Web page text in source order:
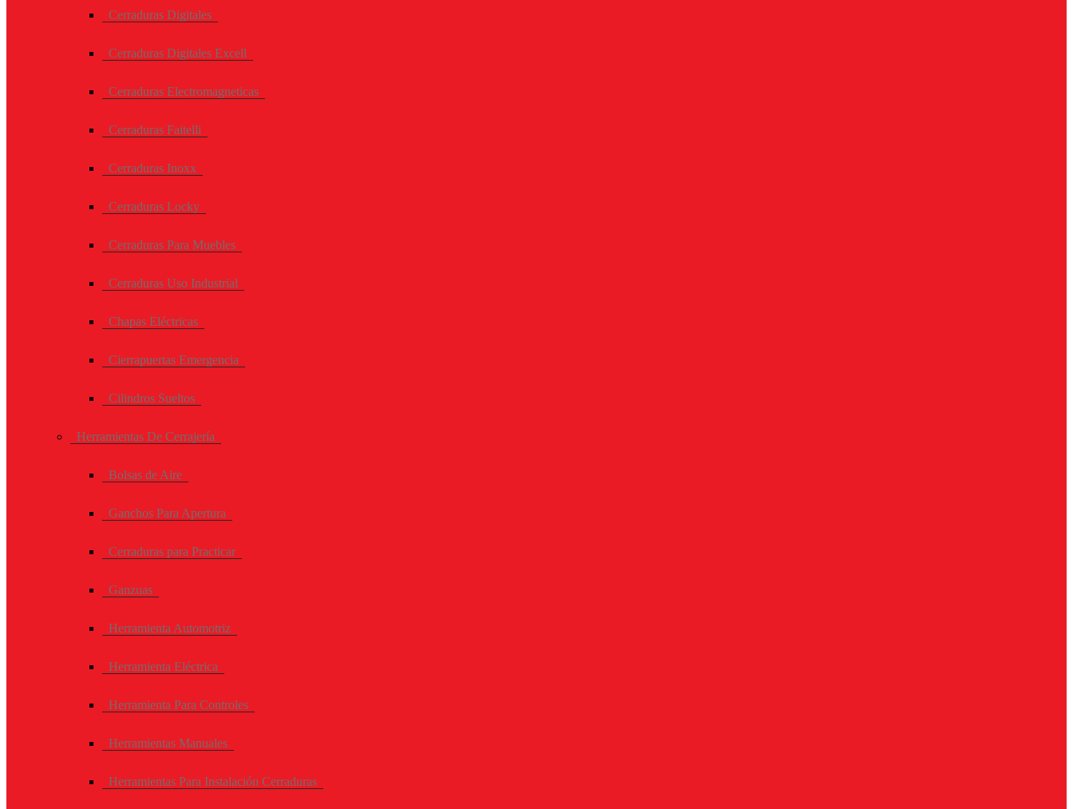
Cerraduras Digitales
Cerraduras Digitales Excell
Cerraduras Electromagneticas
Cerraduras Faitelli
Cerraduras Inoxx
Cerraduras Locky
Cerraduras Para Muebles
Cerraduras Uso Industrial
Chapas Eléctricas
Cierrapuertas Emergencia
Cilindros Sueltos
Herramientas De Cerrajería
Bolsas de Aire
Ganchos Para Apertura
Cerraduras para Practicar
Ganzuas
Herramienta Automotriz
Herramienta Eléctrica
Herramienta Para Controles
Herramientas Manuales
Herramientas Para Instalación Cerraduras